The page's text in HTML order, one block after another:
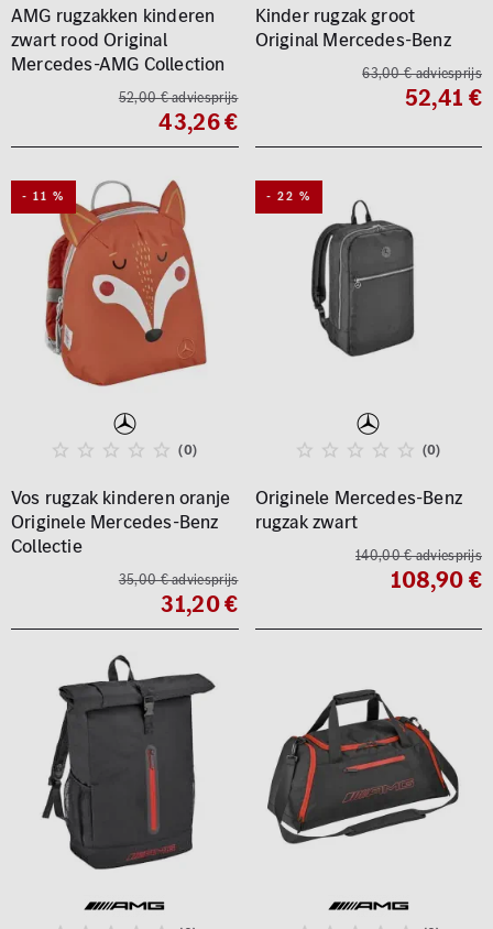
AMG rugzakken kinderen
zwart rood Original
Mercedes-AMG Collection
52,00 € adviesprijs
43,26 €
Kinder rugzak groot
Original Mercedes-Benz
63,00 € adviesprijs
52,41 €
- 11 %
(0)
Vos rugzak kinderen oranje
Originele Mercedes-Benz
Collectie
35,00 € adviesprijs
31,20 €
- 22 %
(0)
Originele Mercedes-Benz
rugzak zwart
140,00 € adviesprijs
108,90 €